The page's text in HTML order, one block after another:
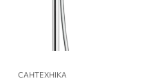
САНТЕХНІКА